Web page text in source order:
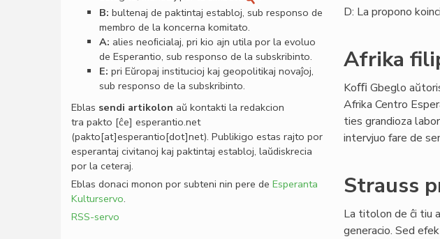
D: La propono
Afrika
Koﬃ Gbeglo
Afrika Centro
ties grandioza
intervjuo fare de
Strauss
La titolon de ĉi tiu
generacio. Sed
B: bultenaj de paktintaj establoj, sub responso de
membro de la koncerna komitato.
A: alies neoﬁcialaj, pri kio ajn utila por la evoluo
de Esperantio, sub responso de la subskribinto.
E: pri Eŭropaj institucioj kaj geopolitikaj novaĵoj,
sub responso de la subskribinto.
Eblas sendi artikolon aŭ kontakti la redakcion
tra pakto [ĉe] esperantio.net
(pakto[at]esperantio[dot]net). Publikigo estas rajto por
esperantaj civitanoj kaj paktintaj establoj, laŭdiskrecia
por la ceteraj.
Eblas donaci monon por subteni nin pere de Esperanta
Kulturservo.
RSS-servo